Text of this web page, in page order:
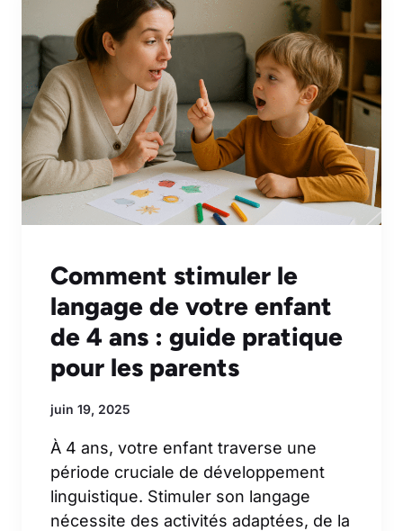
Comment stimuler le
langage de votre enfant
de 4 ans : guide pratique
pour les parents
juin 19, 2025
À 4 ans, votre enfant traverse une
période cruciale de développement
linguistique. Stimuler son langage
nécessite des activités adaptées, de la